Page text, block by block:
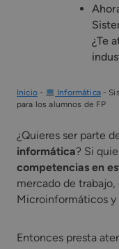
¿Te
Inicio- Informática-
para los alumnos de FP
¿Quieres ser parte
informática? Si
competencias en
mercado de
Microinformáticos y
Entonces presta